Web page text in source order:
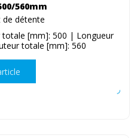
560mm
de détente
totale [mm]: 500 | Longueur
totale [mm]: 560